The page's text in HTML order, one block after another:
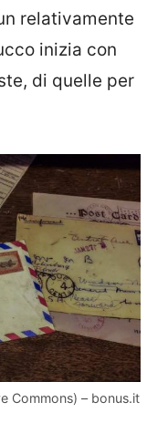
relativamente
inizia con
di quelle per
Commons) – bonus.it